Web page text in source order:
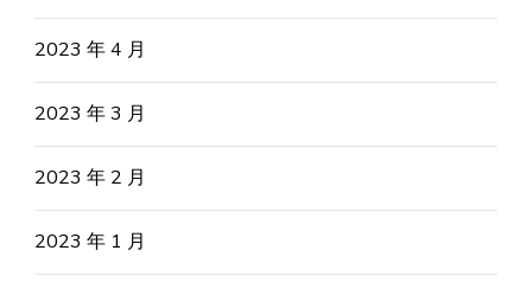
2023 年 4 月
2023 年 3 月
2023 年 2 月
2023 年 1 月